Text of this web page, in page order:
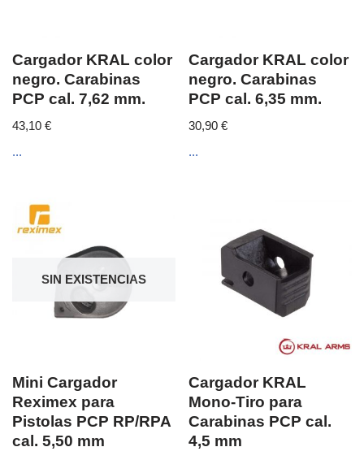
Cargador KRAL color
negro. Carabinas
PCP cal. 7,62 mm.
43,10 €
...
Cargador KRAL color
negro. Carabinas
PCP cal. 6,35 mm.
30,90€
...
SIN EXISTENCIAS
Mini Cargador
Reximex para
Pistolas PCP RP/RPA
cal. 5,50 mm
Cargador KRAL
Mono-Tiro para
Carabinas PCP cal.
4,5 mm